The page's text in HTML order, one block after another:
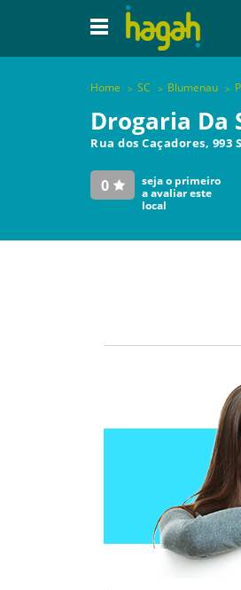
Home SC Blumenau
Drogaria Da
Rua dos Caçadores, 993
0
seja o primeiro
a avaliar este
local